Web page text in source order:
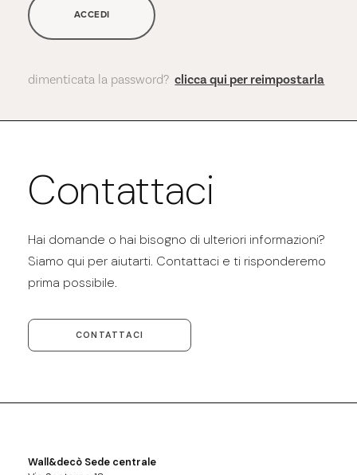
ACCEDI
dimenticata la password? clicca qui per reimpostarla
Contattaci
Hai domande o hai bisogno di ulteriori informazioni?
Siamo qui per aiutarti. Contattaci e ti risponderemo
prima possibile.
CONTATTACI
Wall&decò Sede centrale